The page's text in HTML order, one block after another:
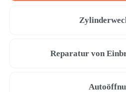
Reparatur von